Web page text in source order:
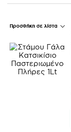
Προσθήκη σε λίστα